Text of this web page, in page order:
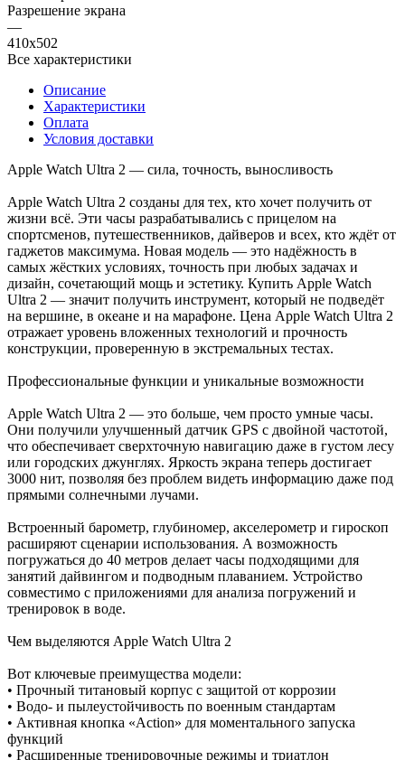
Разрешение экрана
—
410х502
Все характеристики
Описание
Характеристики
Оплата
Условия доставки
Apple Watch Ultra 2 — сила, точность, выносливость
Apple Watch Ultra 2 созданы для тех, кто хочет получить от
жизни всё. Эти часы разрабатывались с прицелом на
спортсменов, путешественников, дайверов и всех, кто ждёт от
гаджетов максимума. Новая модель — это надёжность в
самых жёстких условиях, точность при любых задачах и
дизайн, сочетающий мощь и эстетику. Купить Apple Watch
Ultra 2 — значит получить инструмент, который не подведёт
на вершине, в океане и на марафоне. Цена Apple Watch Ultra 2
отражает уровень вложенных технологий и прочность
конструкции, проверенную в экстремальных тестах.
Профессиональные функции и уникальные возможности
Apple Watch Ultra 2 — это больше, чем просто умные часы.
Они получили улучшенный датчик GPS с двойной частотой,
что обеспечивает сверхточную навигацию даже в густом лесу
или городских джунглях. Яркость экрана теперь достигает
3000 нит, позволяя без проблем видеть информацию даже под
прямыми солнечными лучами.
Встроенный барометр, глубиномер, акселерометр и гироскоп
расширяют сценарии использования. А возможность
погружаться до 40 метров делает часы подходящими для
занятий дайвингом и подводным плаванием. Устройство
совместимо с приложениями для анализа погружений и
тренировок в воде.
Чем выделяются Apple Watch Ultra 2
Вот ключевые преимущества модели:
• Прочный титановый корпус с защитой от коррозии
• Водо- и пылеустойчивость по военным стандартам
• Активная кнопка «Action» для моментального запуска
функций
• Расширенные тренировочные режимы и триатлон